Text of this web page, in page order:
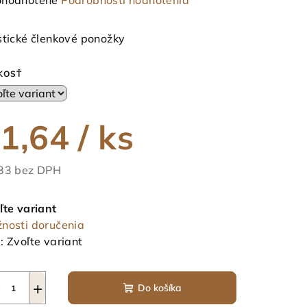
členkové ponožky
/ ks
bez DPH
variant
doručenia
Zvoľte variant
+ Do košíka